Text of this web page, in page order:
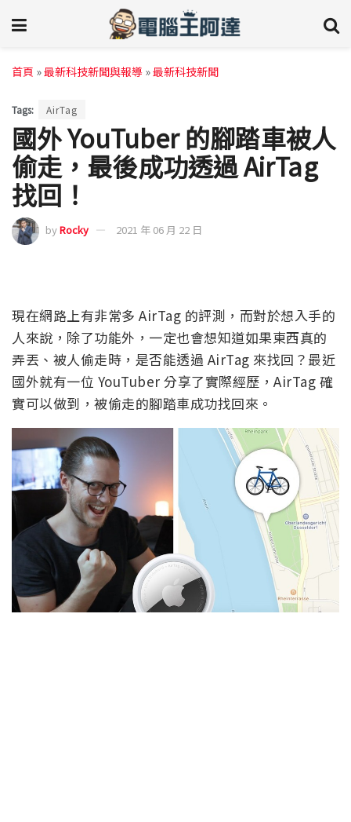
首頁 »最新科技新聞與報導 »最新科技新聞
Tags: AirTag
國外 YouTuber 的腳踏車被人
偷走，最後成功透過 AirTag
找回！
byRocky 2021 年 06 月 22 日
現在網路上有非常多 AirTag 的評測，而對於想入手的
人來說，除了功能外，一定也會想知道如果東西真的
弄丟、被人偷走時，是否能透過 AirTag 來找回？最近
國外就有一位 YouTuber 分享了實際經歷，AirTag 確
實可以做到，被偷走的腳踏車成功找回來。